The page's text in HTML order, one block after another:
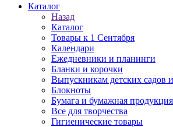
Каталог
Назад
Каталог
Товары к 1 Сентября
Календари
Ежедневники и планинги
Бланки и корочки
Выпускникам детских садов
Блокноты
Бумага и бумажная продукция
Все для творчества
Гигиенические товары